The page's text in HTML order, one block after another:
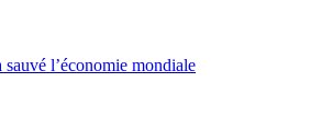
l’économie mondiale